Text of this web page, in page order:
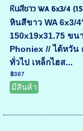
หินสีขาว WA 6x3/4
หินสีขาว WA 6x3/
150x19x31.75 ขน
Phoniex // ไต้หวัน
ทั่วไป เหล็กไฮส...
฿387
มีสินค้า